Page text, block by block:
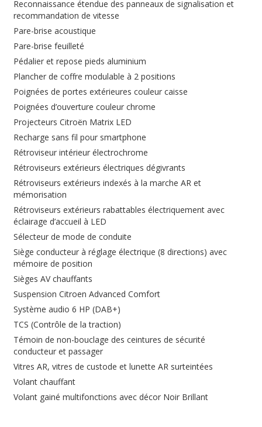
Reconnaissance étendue des panneaux de signalisation et
recommandation de vitesse
Pare-brise acoustique
Pare-brise feuilleté
Pédalier et repose pieds aluminium
Plancher de coffre modulable à 2 positions
Poignées de portes extérieures couleur caisse
Poignées d’ouverture couleur chrome
Projecteurs Citroën Matrix LED
Recharge sans fil pour smartphone
Rétroviseur intérieur électrochrome
Rétroviseurs extérieurs électriques dégivrants
Rétroviseurs extérieurs indexés à la marche AR et
mémorisation
Rétroviseurs extérieurs rabattables électriquement avec
éclairage d’accueil à LED
Sélecteur de mode de conduite
Siège conducteur à réglage électrique (8 directions) avec
mémoire de position
Sièges AV chauffants
Suspension Citroen Advanced Comfort
Système audio 6 HP (DAB+)
TCS (Contrôle de la traction)
Témoin de non-bouclage des ceintures de sécurité
conducteur et passager
Vitres AR, vitres de custode et lunette AR surteintées
Volant chauffant
Volant gainé multifonctions avec décor Noir Brillant